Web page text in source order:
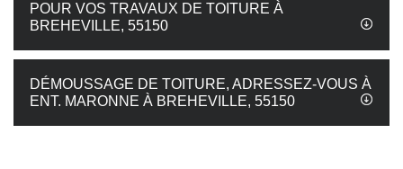
POUR VOS TRAVAUX DE TOITURE À
BREHEVILLE, 55150
DÉMOUSSAGE DE TOITURE, ADRESSEZ-VOUS À
ENT. MARONNE À BREHEVILLE, 55150